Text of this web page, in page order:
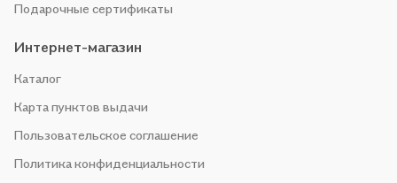
Подарочные сертификаты
Интернет-магазин
Каталог
Карта пунктов выдачи
Пользовательское соглашение
Политика конфиденциальности